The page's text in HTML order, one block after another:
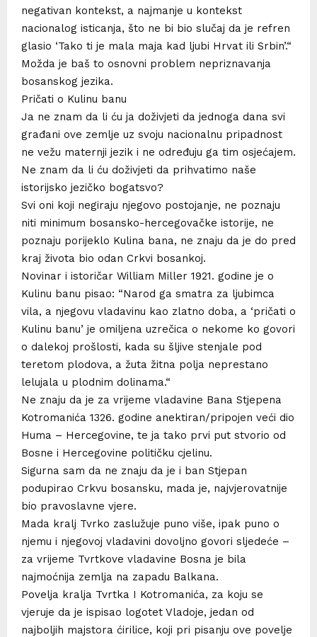
negativan kontekst, a najmanje u kontekst
nacionalog isticanja, što ne bi bio slučaj da je refren
glasio ‘Tako ti je mala maja kad ljubi Hrvat ili Srbin’.“
Možda je baš to osnovni problem nepriznavanja
bosanskog jezika.
Pričati o Kulinu banu
Ja ne znam da li ću ja doživjeti da jednoga dana svi
građani ove zemlje uz svoju nacionalnu pripadnost
ne vežu maternji jezik i ne određuju ga tim osjećajem.
Ne znam da li ću doživjeti da prihvatimo naše
istorijsko jezičko bogatsvo?
Svi oni koji negiraju njegovo postojanje, ne poznaju
niti minimum bosansko-hercegovačke istorije, ne
poznaju porijeklo Kulina bana, ne znaju da je do pred
kraj života bio odan Crkvi bosankoj.
Novinar i istoričar William Miller 1921. godine je o
Kulinu banu pisao: “Narod ga smatra za ljubimca
vila, a njegovu vladavinu kao zlatno doba, a ‘pričati o
Kulinu banu’ je omiljena uzrečica o nekome ko govori
o dalekoj prošlosti, kada su šljive stenjale pod
teretom plodova, a žuta žitna polja neprestano
lelujala u plodnim dolinama.“
Ne znaju da je za vrijeme vladavine Bana Stjepena
Kotromanića 1326. godine anektiran/pripojen veći dio
Huma – Hercegovine, te ja tako prvi put stvorio od
Bosne i Hercegovine političku cjelinu.
Sigurna sam da ne znaju da je i ban Stjepan
podupirao Crkvu bosansku, mada je, najvjerovatnije
bio pravoslavne vjere.
Mada kralj Tvrko zaslužuje puno više, ipak puno o
njemu i njegovoj vladavini dovoljno govori sljedeće –
za vrijeme Tvrtkove vladavine Bosna je bila
najmoćnija zemlja na zapadu Balkana.
Povelja kralja Tvrtka I Kotromanića, za koju se
vjeruje da je ispisao logotet Vladoje, jedan od
najboljih majstora ćirilice, koji pri pisanju ove povelje